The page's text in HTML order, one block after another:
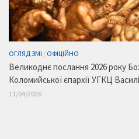
ОГЛЯД ЗМІ / ОФІЦІЙНО
Великоднє послання 2026 року
Коломийської єпархії УГКЦ
11/04/2026